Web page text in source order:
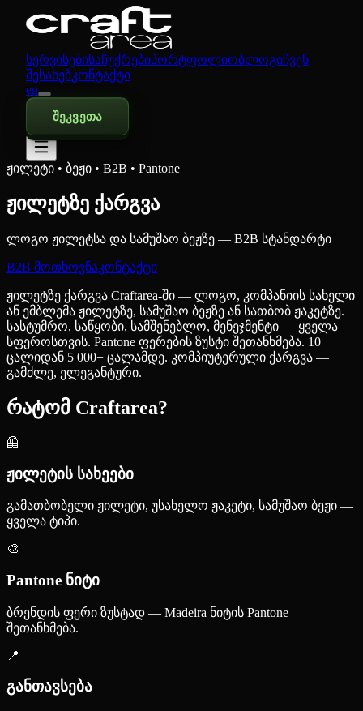
სერვისებისაჩუქრებიპორტფოლიობლოგიჩვენ
შესახებკონტაქტი
en
შეკვეთა
ჟილეტი • ბეჟი • B2B • Pantone
ჟილეტზე ქარგვა
ლოგო ჟილეტსა და სამუშაო ბეჟზე — B2B სტანდარტი
B2B მოთხოვნაკონტაქტი
ჟილეტზე ქარგვა Craftarea-ში — ლოგო, კომპანიის სახელი
ან ემბლემა ჟილეტზე, სამუშაო ბეჟზე ან სათბობ ჟაკეტზე.
სასტუმრო, საწყობი, სამშენებლო, მენეჯმენტი — ყველა
სფეროსთვის. Pantone ფერების ზუსტი შეთანხმება. 10
ცალიდან 5 000+ ცალამდე. კომპიუტერული ქარგვა —
გამძლე, ელეგანტური.
რატომ Craftarea?
🦺
ჟილეტის სახეები
გამათბობელი ჟილეტი, უსახელო ჟაკეტი, სამუშაო ბეჟი —
ყველა ტიპი.
🎨
Pantone ნიტი
ბრენდის ფერი ზუსტად — Madeira ნიტის Pantone
შეთანხმება.
📍
განთავსება